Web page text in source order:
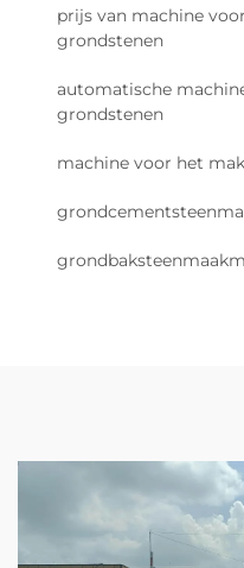
prijs van machine
grondstenen
automatische
grondstenen
machine voor het